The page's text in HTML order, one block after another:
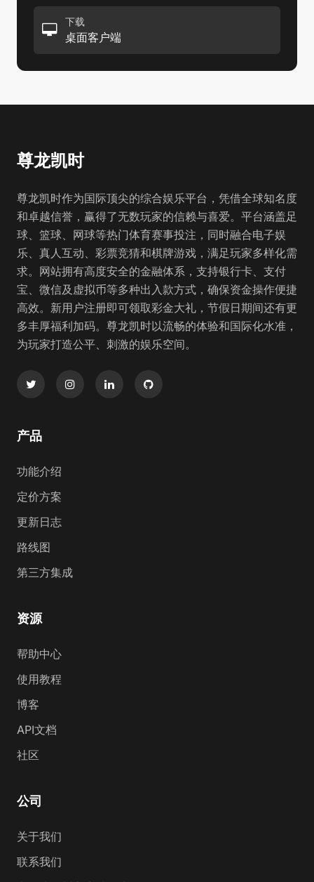
下载
桌面客户端
尊龙凯时
尊龙凯时作为国际顶尖的综合娱乐平台，凭借全球知名度
和卓越信誉，赢得了无数玩家的信赖与喜爱。平台涵盖足
球、篮球、网球等热门体育赛事投注，同时融合电子娱
乐、真人互动、彩票竞猜和棋牌游戏，满足玩家多样化需
求。网站拥有高度安全的金融体系，支持银行卡、支付
宝、微信及虚拟币等多种出入款方式，确保资金操作便捷
高效。新用户注册即可领取彩金大礼，节假日期间还有更
多丰厚福利加码。尊龙凯时以流畅的体验和国际化水准，
为玩家打造公平、刺激的娱乐空间。
产品
功能介绍
定价方案
更新日志
路线图
第三方集成
资源
帮助中心
使用教程
博客
API文档
社区
公司
关于我们
联系我们